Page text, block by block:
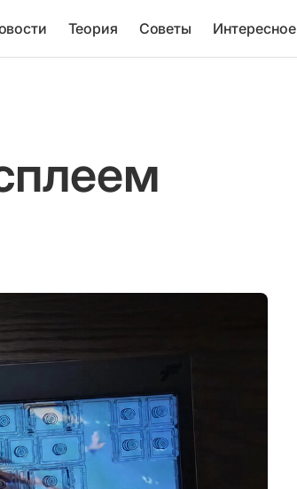
Теория Советы Интересное